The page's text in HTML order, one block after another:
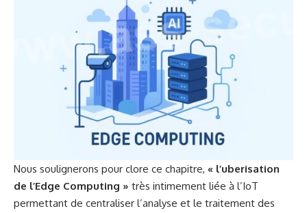
Nous soulignerons pour clore ce chapitre, « l’uberisation
de l’Edge Computing » très intimement liée à l’IoT
permettant de centraliser l’analyse et le traitement des